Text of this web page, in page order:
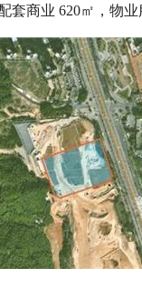
套商业 620㎡，物业